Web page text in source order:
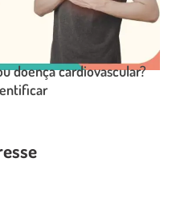
doença cardiovascular?